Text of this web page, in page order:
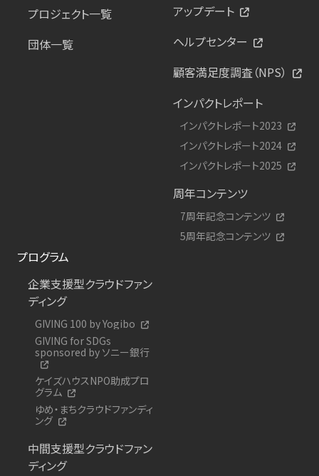
プロジェクト一覧
団体一覧
アップデート
ヘルプセンター
顧客満足度調査（NPS）
インパクトレポート
インパクトレポート2023
インパクトレポート2024
インパクトレポート2025
周年コンテンツ
7周年記念コンテンツ
5周年記念コンテンツ
プログラム
企業支援型クラウドファン
ディング
GIVING 100 by Yogibo
GIVING for SDGs
sponsored by ソニー銀行
ケイズハウスNPO助成プロ
グラム
ゆめ・まちクラウドファンディ
ング
中間支援型クラウドファン
ディング